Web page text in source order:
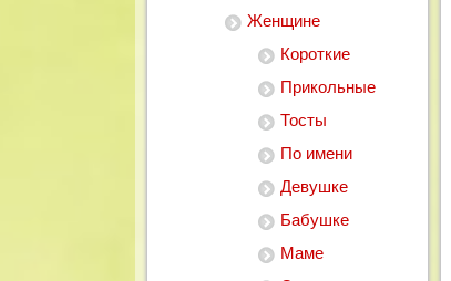
Женщине
Короткие
Прикольные
Тосты
По имени
Девушке
Бабушке
Маме